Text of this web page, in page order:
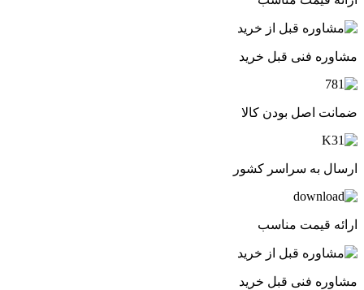
مشاوره فنی قبل خرید
ضمانت اصل بودن کالا
ارسال به سراسر کشور
ارائه قیمت مناسب
مشاوره فنی قبل خرید